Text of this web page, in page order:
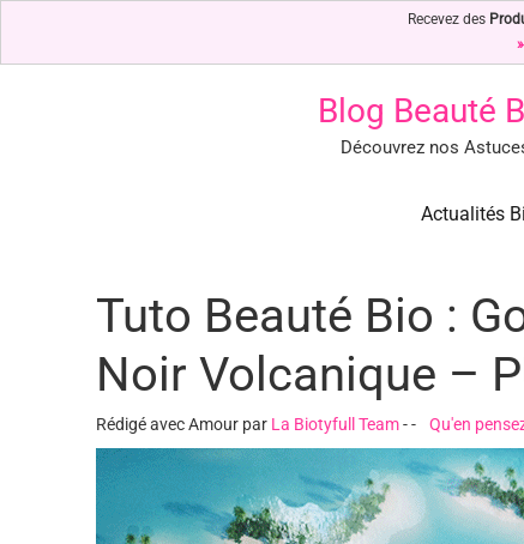
Recevez des
Blog Beauté
Découvrez nos
Blog Beauté Bio : Notre
Blog Beauté Bio : Découvrez nos Secrets de Beauté Bio &
Actualités
Tuto Beauté Bio :
Noir Volcanique –
Rédigé avec Amour par La Biotyfull Team-- Qu'en